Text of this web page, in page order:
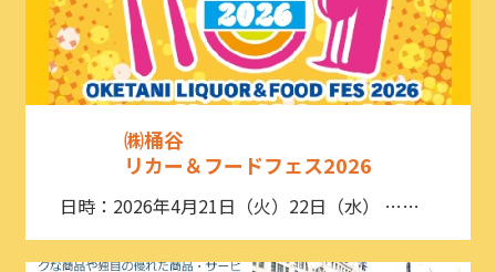
㈱桶谷
リカー＆フードフェス2026
日時：2026年4月21日（火）22日（水） ……